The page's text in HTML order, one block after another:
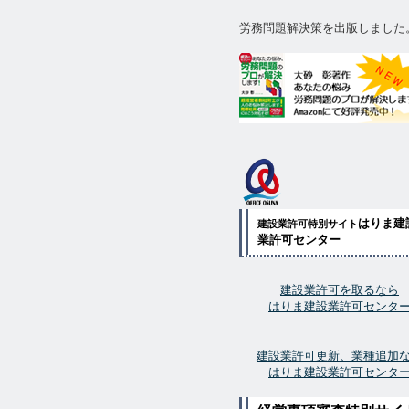
労務問題解決策を出版しました
建設業許可特別サイト はりま建
業許可センター
建設業許可を取るなら
はりま建設業許可センター
建設業許可更新、業種追加
はりま建設業許可センター